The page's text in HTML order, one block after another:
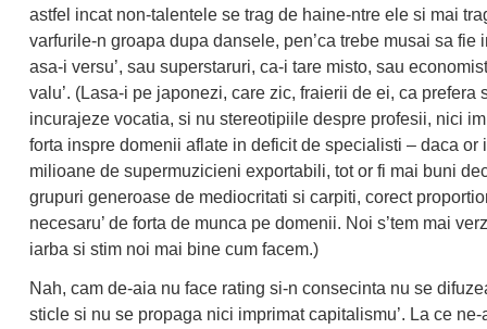
astfel incat non-talentele se trag de haine-ntre ele si mai
varfurile-n groapa dupa dansele, pen’ca trebe musai sa fie
asa-i versu’, sau superstaruri, ca-i tare misto, sau
valu’. (Lasa-i pe japonezi, care zic, fraierii de ei, ca prefera
incurajeze vocatia, si nu stereotipiile despre profesii, nici
forta inspre domenii aflate in deficit de specialisti – daca or
milioane de supermuzicieni exportabili, tot or fi mai buni
grupuri generoase de mediocritati si carpiti, corect
necesaru’ de forta de munca pe domenii. Noi s’tem mai
iarba si stim noi mai bine cum facem.)
Nah, cam de-aia nu face rating si-n consecinta nu se
sticle si nu se propaga nici imprimat capitalismu’. La ce